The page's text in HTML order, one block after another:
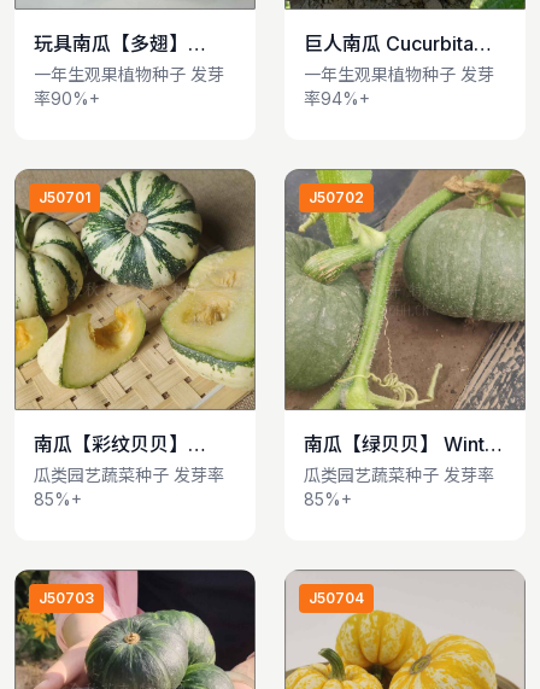
查看详情
玩具南瓜【多翅】
Cucurbita pepo
var.ovifera
一年生观果植物种子 发芽
率90%+
查看详情
巨人南瓜 Cucurbita
pepo var.ovifera
一年生观果植物种子 发芽
率94%+
J50701
查看详情
南瓜【彩纹贝贝】
Winter Squash
瓜类园艺蔬菜种子 发芽率
85%+
J50702
查看详情
南瓜【绿贝贝】 Winter
Squash
瓜类园艺蔬菜种子 发芽率
85%+
J50703 J50704